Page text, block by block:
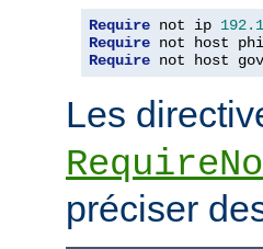
Require not ip
Require not host
Require not host gov
Les
préciser